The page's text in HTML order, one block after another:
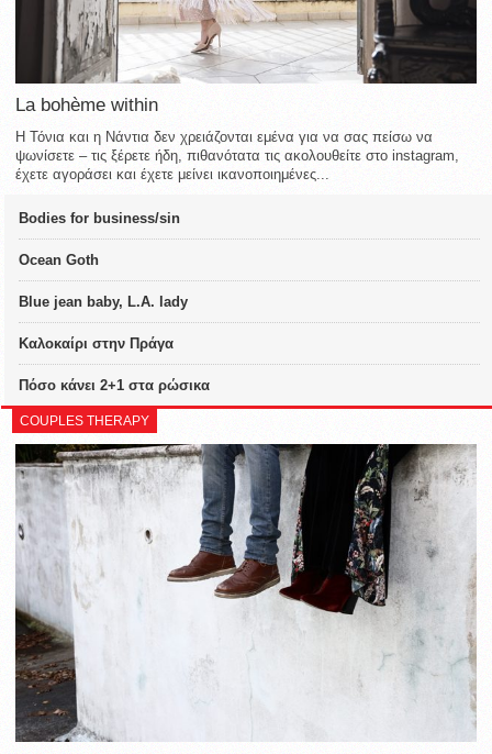
La bohème within
Η Τόνια και η Νάντια δεν χρειάζονται εμένα για να σας πείσω να
ψωνίσετε – τις ξέρετε ήδη, πιθανότατα τις ακολουθείτε στο instagram,
έχετε αγοράσει και έχετε μείνει ικανοποιημένες...
Bodies for business/sin
Ocean Goth
Blue jean baby, L.A. lady
Καλοκαίρι στην Πράγα
Πόσο κάνει 2+1 στα ρώσικα
COUPLES THERAPY